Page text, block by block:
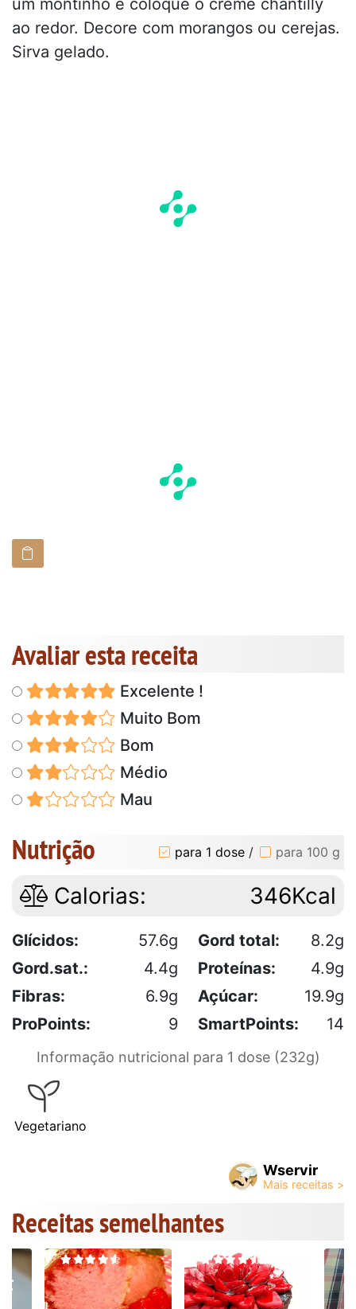
ao redor. Decore com morangos ou cerejas.
Sirva gelado.
Avaliar esta receita
Excelente !
Muito Bom
Bom
Médio
Mau
Nutrição para 1 dose / para 100 g
Calorias: 346Kcal
Glícidos: 57.6g Gord total:
8.2g
Gord.sat.:
4.4g Proteínas:
4.9g
Fibras:
6.9g Açúcar:
19.9g
ProPoints:
9 SmartPoints: 14
Informação nutricional para 1 dose (232g)
Vegetariano
Wservir
Receitas semelhantes